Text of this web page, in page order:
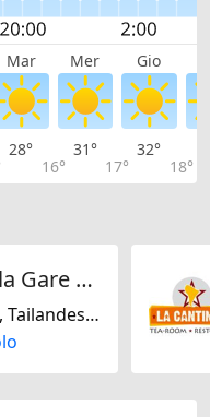
Mar Mer Gio
28°
16°
31°
17°
32°
18°
Restaurant de la Gare Reconvilier Sàrl
Europeo, Svizzera, Tailandese, Senza glutine, Senza lattosio, Senza noci, Senza soja